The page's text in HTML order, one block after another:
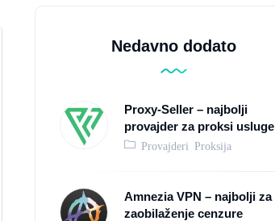
Nedavno dodato
Proxy-Seller – najbolji
provajder za proksi usluge
Provajderi Proksija
Amnezia VPN – najbolji za
zaobilaženje cenzure